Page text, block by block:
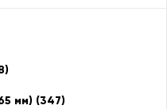
)
мм) (347)